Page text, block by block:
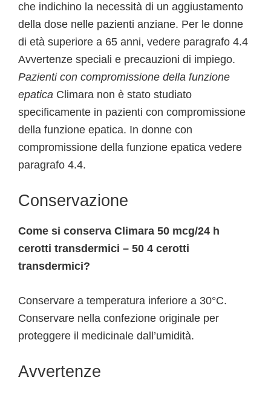
che indichino la necessità di un aggiustamento
della dose nelle pazienti anziane. Per le donne
di età superiore a 65 anni, vedere paragrafo 4.4
Avvertenze speciali e precauzioni di impiego.
Pazienti con compromissione della funzione
epatica Climara non è stato studiato
specificamente in pazienti con compromissione
della funzione epatica. In donne con
compromissione della funzione epatica vedere
paragrafo 4.4.
Conservazione
Come si conserva Climara 50 mcg/24 h
cerotti transdermici – 50 4 cerotti
transdermici?
Conservare a temperatura inferiore a 30°C.
Conservare nella confezione originale per
proteggere il medicinale dall’umidità.
Avvertenze